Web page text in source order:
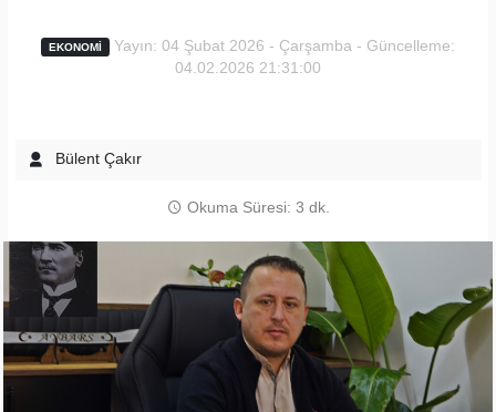
EKONOMI Yayın: 04 Şubat 2026 - Çarşamba - Güncelleme:
04.02.2026 21:31:00
Bülent Çakır
Okuma Süresi: 3 dk.